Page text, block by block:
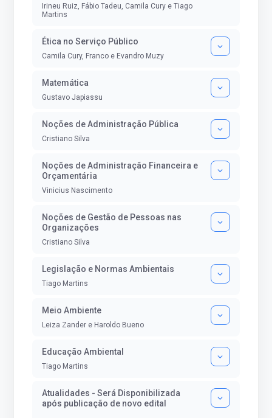
Irineu Ruiz, Fábio Tadeu, Camila Cury e Tiago
Martins
Ética no Serviço Público
Camila Cury, Franco e Evandro Muzy
Matemática
Gustavo Japiassu
Noções de Administração Pública
Cristiano Silva
Noções de Administração Financeira e
Orçamentária
Vinicius Nascimento
Noções de Gestão de Pessoas nas
Organizações
Cristiano Silva
Legislação e Normas Ambientais
Tiago Martins
Meio Ambiente
Leiza Zander e Haroldo Bueno
Educação Ambiental
Tiago Martins
Atualidades - Será Disponibilizada
após publicação de novo edital